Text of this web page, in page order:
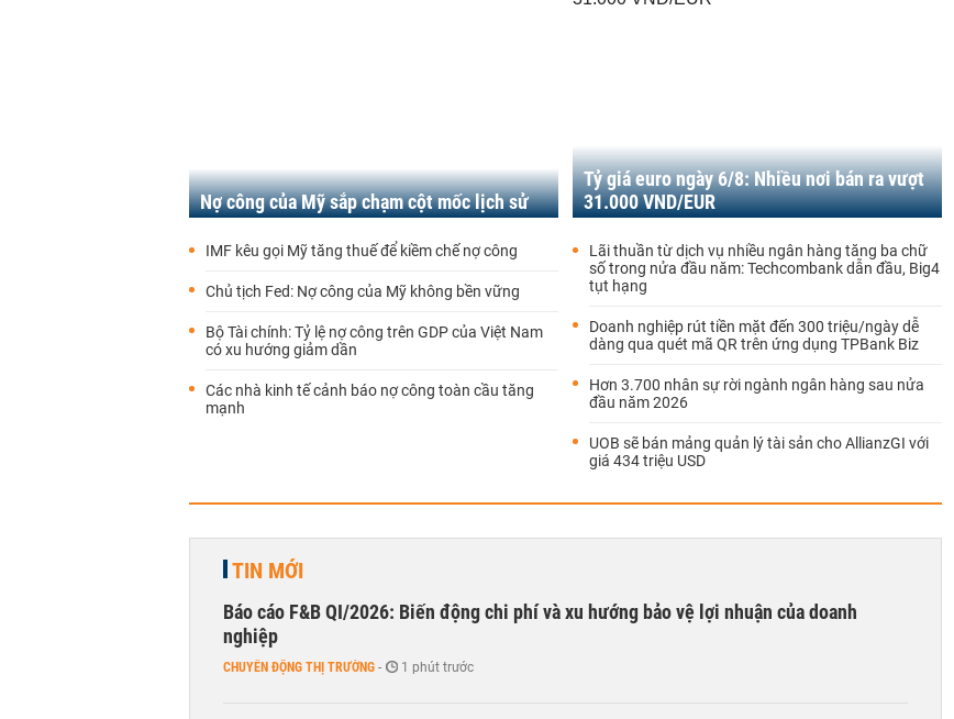
Nợ công của Mỹ sắp chạm cột mốc lịch sử
IMF kêu gọi Mỹ tăng thuế để kiềm chế nợ công
Chủ tịch Fed: Nợ công của Mỹ không bền vững
Bộ Tài chính: Tỷ lệ nợ công trên GDP của Việt Nam
có xu hướng giảm dần
Các nhà kinh tế cảnh báo nợ công toàn cầu tăng
mạnh
Tỷ giá euro ngày 6/8: Nhiều nơi bán ra vượt
31.000 VND/EUR
Lãi thuần từ dịch vụ nhiều ngân hàng tăng ba chữ
số trong nửa đầu năm: Techcombank dẫn đầu, Big4
tụt hạng
Doanh nghiệp rút tiền mặt đến 300 triệu/ngày dễ
dàng qua quét mã QR trên ứng dụng TPBank Biz
Hơn 3.700 nhân sự rời ngành ngân hàng sau nửa
đầu năm 2026
UOB sẽ bán mảng quản lý tài sản cho AllianzGI với
giá 434 triệu USD
TIN MỚI
Báo cáo F&B QI/2026: Biến động chi phí và xu hướng bảo vệ lợi nhuận của doanh
nghiệp
CHUYỂN ĐỘNG THỊ TRƯỜNG - 1 phút trước